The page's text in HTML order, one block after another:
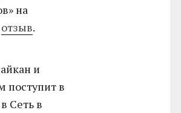
на
отзыв.
и
поступит в
Сеть в